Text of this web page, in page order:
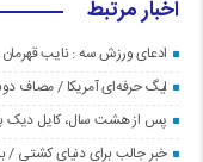
اخبار مرتبط
ادعای ورزش سه : نایب قهرمان
لیگ حرفه‌ای آمریکا / مصاف
پس از هشت سال، کایل دیک
خبر جالب برای دنیای کشتی /